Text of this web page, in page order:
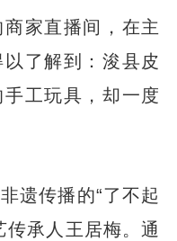
家直播间，在主
了解到：浚县皮
工玩具，却一度
传播的“了不起
传承人王居梅。通